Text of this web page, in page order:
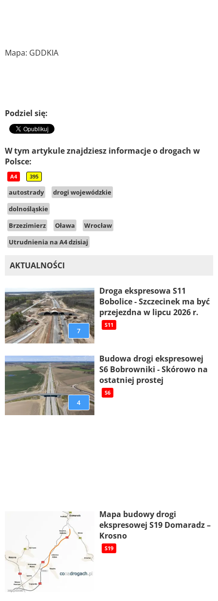
Mapa: GDDKIA
Podziel się:
W tym artykule znajdziesz informacje o drogach w
Polsce:
A4 395
autostrady
drogi wojewódzkie
dolnośląskie
Brzezimierz
Oława
Wrocław
Utrudnienia na A4 dzisiaj
AKTUALNOŚCI
7
Droga ekspresowa S11
Bobolice - Szczecinek ma być
przejezdna w lipcu 2026 r.
S11
4
Budowa drogi ekspresowej
S6 Bobrowniki - Skórowo na
ostatniej prostej
S6
Mapa budowy drogi
ekspresowej S19 Domaradz –
Krosno
S19